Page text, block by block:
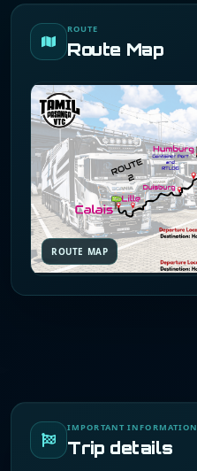
ROUTE
Route Map
ROUTE MAP
IMPORTANT INFORMATION
Trip details